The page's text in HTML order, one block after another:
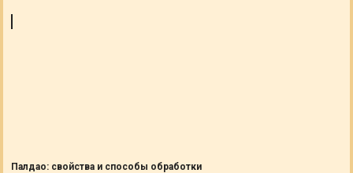
Палдао: свойства и способы обработки